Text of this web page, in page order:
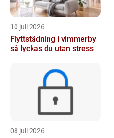
10 juli 2026
Flyttstädning i vimmerby
så lyckas du utan stress
08 juli 2026